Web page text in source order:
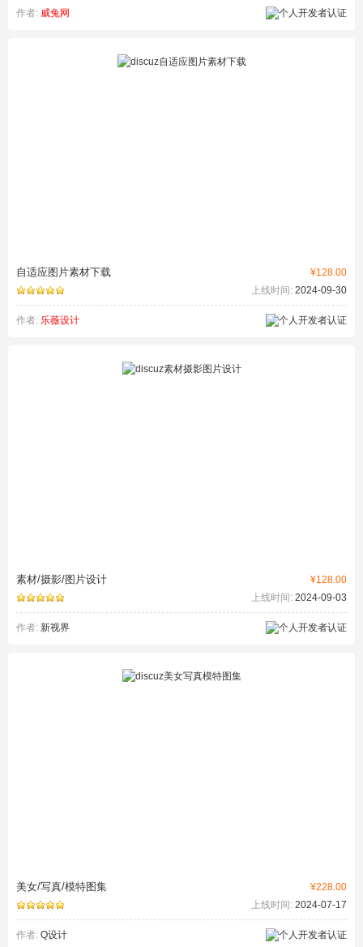
作者: 威兔网
¥128.00
自适应图片素材下载
上线时间: 2024-09-30
作者: 乐薇设计
¥128.00
素材/摄影/图片设计
上线时间: 2024-09-03
作者: 新视界
¥228.00
美女/写真/模特图集
上线时间: 2024-07-17
作者: Q设计